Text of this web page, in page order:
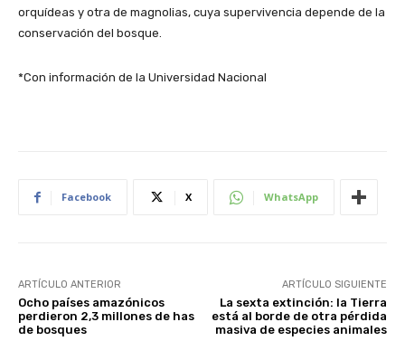
orquídeas y otra de magnolias, cuya supervivencia depende de la
conservación del bosque.
*Con información de la Universidad Nacional
Facebook X WhatsApp
ARTÍCULO ANTERIOR
Ocho países amazónicos
perdieron 2,3 millones de has
de bosques
ARTÍCULO SIGUIENTE
La sexta extinción: la Tierra
está al borde de otra pérdida
masiva de especies animales